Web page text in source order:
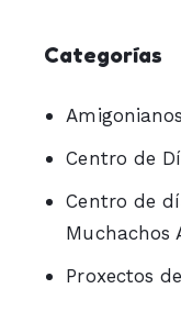
Categorías
Centro de
Centro de
Muchachos
Proxectos